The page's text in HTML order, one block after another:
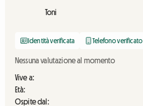
Toni
Identità verificata Telefono verificato
Nessuna valutazione al momento
Vive a:
Età:
Ospite dal: